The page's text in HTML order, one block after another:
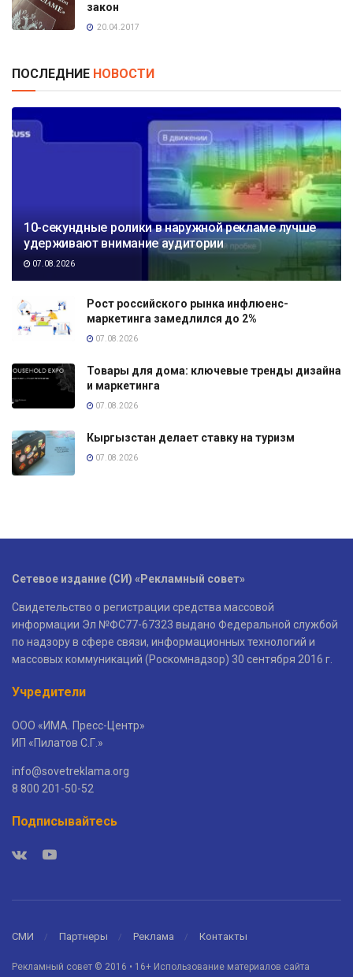
закон
20.04.2017
ПОСЛЕДНИЕ НОВОСТИ
10-секундные ролики в наружной рекламе лучше
удерживают внимание аудитории
07.08.2026
Рост российского рынка инфлюенс-
маркетинга замедлился до 2%
07.08.2026
Товары для дома: ключевые тренды дизайна
и маркетинга
07.08.2026
Кыргызстан делает ставку на туризм
07.08.2026
Сетевое издание (СИ) «Рекламный совет»
Свидетельство о регистрации средства массовой
информации Эл №ФС77-67323 выдано Федеральной службой
по надзору в сфере связи, информационных технологий и
массовых коммуникаций (Роскомнадзор) 30 сентября 2016 г.
Учредители
ООО «ИМА. Пресс-Центр»
ИП «Пилатов С.Г.»
info@sovetreklama.org
8 800 201-50-52
Подписывайтесь
СМИ Партнеры Реклама Контакты
Рекламный совет © 2016 • 16+ Использование материалов сайта